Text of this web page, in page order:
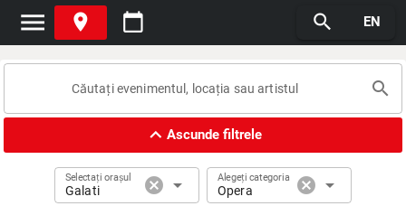
menu place calendar_today search EN
search
expand_lessAscunde filtrele
Selectați orașul
Galati cancel arrow_drop_down Alegeți categoria
Opera cancel arrow_drop_down